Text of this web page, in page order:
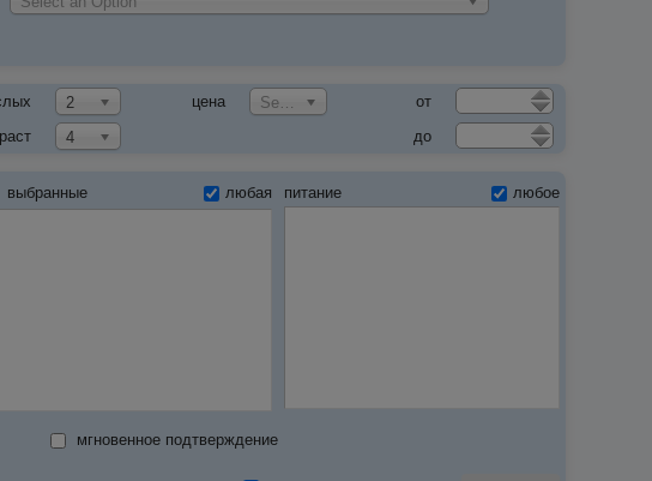
2 цена Select an Option
от
4 до
выбранные любая питание любое
мгновенное подтверждение